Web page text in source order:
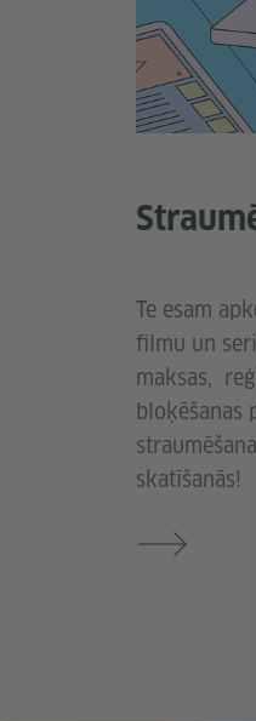
Te esam
filmu un
maksas,
bloķēšanas
skatīšanās!